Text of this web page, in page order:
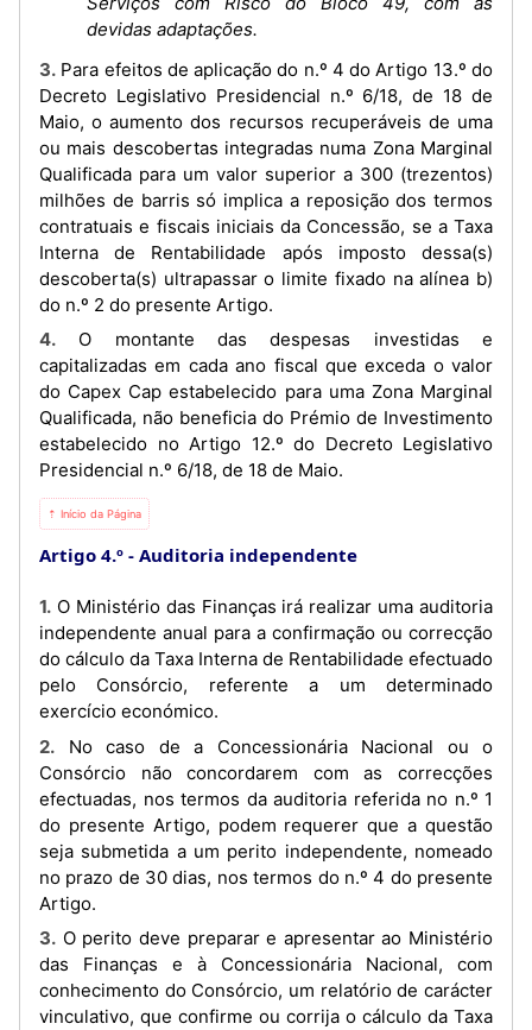
devidas adaptações.
3. Para efeitos de aplicação do n.º 4 do Artigo 13.º do
Decreto Legislativo Presidencial n.º 6/18, de 18 de
Maio, o aumento dos recursos recuperáveis de uma
ou mais descobertas integradas numa Zona Marginal
Qualificada para um valor superior a 300 (trezentos)
milhões de barris só implica a reposição dos termos
contratuais e fiscais iniciais da Concessão, se a Taxa
Interna de Rentabilidade após imposto dessa(s)
descoberta(s) ultrapassar o limite fixado na alínea b)
do n.º 2 do presente Artigo.
4. O montante das despesas investidas e
capitalizadas em cada ano fiscal que exceda o valor
do Capex Cap estabelecido para uma Zona Marginal
Qualificada, não beneficia do Prémio de Investimento
estabelecido no Artigo 12.º do Decreto Legislativo
Presidencial n.º 6/18, de 18 de Maio.
⇡ Início da Página
Artigo 4.º Auditoria independente
1. O Ministério das Finanças irá realizar uma auditoria
independente anual para a confirmação ou correcção
do cálculo da Taxa Interna de Rentabilidade efectuado
pelo Consórcio, referente a um determinado
exercício económico.
2. No caso de a Concessionária Nacional ou o
Consórcio não concordarem com as correcções
efectuadas, nos termos da auditoria referida no n.º 1
do presente Artigo, podem requerer que a questão
seja submetida a um perito independente, nomeado
no prazo de 30 dias, nos termos do n.º 4 do presente
Artigo.
3. O perito deve preparar e apresentar ao Ministério
das Finanças e à Concessionária Nacional, com
conhecimento do Consórcio, um relatório de carácter
vinculativo, que confirme ou corrija o cálculo da Taxa